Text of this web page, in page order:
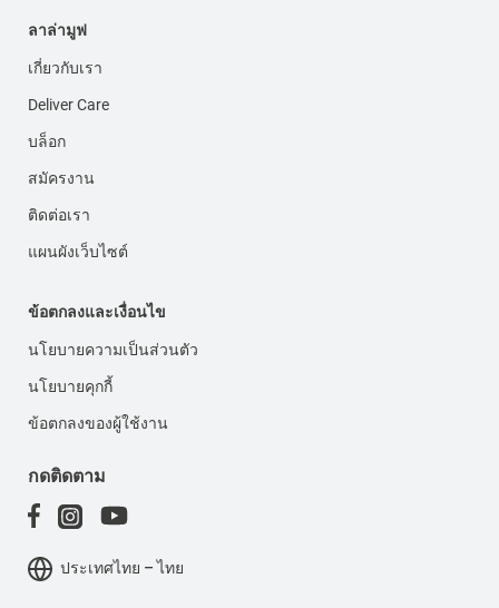
ลาล่ามูฟ
เกี่ยวกับเรา
Deliver Care
บล็อก
สมัครงาน
ติดต่อเรา
แผนผังเว็บไซต์
ข้อตกลงและเงื่อนไข
นโยบายความเป็นส่วนตัว
นโยบายคุกกี้
ข้อตกลงของผู้ใช้งาน
กดติดตาม
ประเทศไทย – ไทย